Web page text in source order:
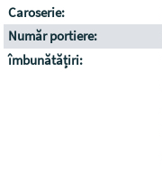
Caroserie:
Număr portiere:
îmbunătățiri: